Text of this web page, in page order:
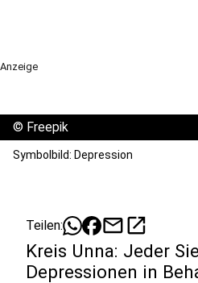
Anzeige
© Freepik
Symbolbild: Depression
Teilen: mailopen_in_new
Kreis Unna: Jeder
Depressionen in